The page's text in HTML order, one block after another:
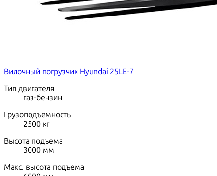
Вилочный погрузчик Hyundai 25LE-7
Тип двигателя
газ-бензин
Грузоподъемность
2500 кг
Высота подъема
3000 мм
Макс. высота подъема